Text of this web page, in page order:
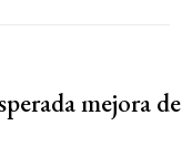
mejora de